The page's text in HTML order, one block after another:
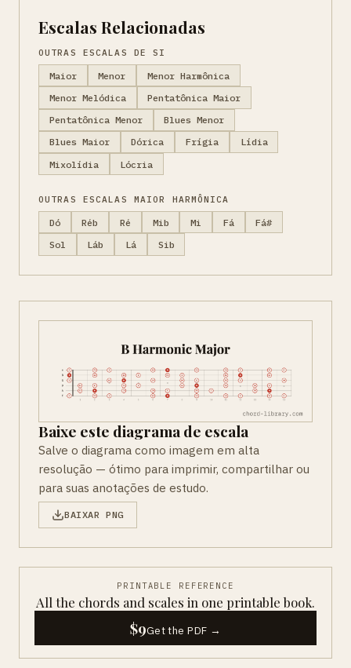
Escalas Relacionadas
OUTRAS ESCALAS DE SI
Maior Menor
Menor Harmônica
Menor Melódica
Pentatônica Maior
Pentatônica Menor
Blues Menor
Blues Maior
Dórica Frígia
Lídia
Mixolídia
Lócria
OUTRAS ESCALAS MAIOR HARMÔNICA
Dó Réb Ré Mib Mi Fá
Fá#
Sol
Láb Lá Sib
Baixe este diagrama de escala
Salve o diagrama como imagem em alta
resolução — ótimo para imprimir, compartilhar ou
para suas anotações de estudo.
BAIXAR PNG
PRINTABLE REFERENCE
All the chords and scales in one printable book.
$9Get the PDF →